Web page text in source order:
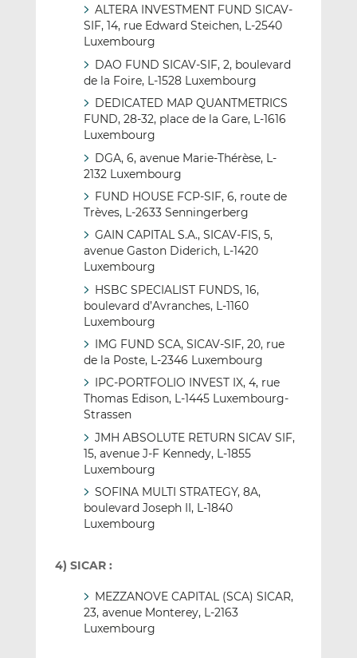
ALTERA INVESTMENT FUND SICAV-
SIF, 14, rue Edward Steichen, L-2540
Luxembourg
DAO FUND SICAV-SIF, 2, boulevard
de la Foire, L-1528 Luxembourg
DEDICATED MAP QUANTMETRICS
FUND, 28-32, place de la Gare, L-1616
Luxembourg
DGA, 6, avenue Marie-Thérèse, L-
2132 Luxembourg
FUND HOUSE FCP-SIF, 6, route de
Trèves, L-2633 Senningerberg
GAIN CAPITAL S.A., SICAV-FIS, 5,
avenue Gaston Diderich, L-1420
Luxembourg
HSBC SPECIALIST FUNDS, 16,
boulevard d’Avranches, L-1160
Luxembourg
IMG FUND SCA, SICAV-SIF, 20, rue
de la Poste, L-2346 Luxembourg
IPC-PORTFOLIO INVEST IX, 4, rue
Thomas Edison, L-1445 Luxembourg-
Strassen
JMH ABSOLUTE RETURN SICAV SIF,
15, avenue J-F Kennedy, L-1855
Luxembourg
SOFINA MULTI STRATEGY, 8A,
boulevard Joseph II, L-1840
Luxembourg
4) SICAR :
MEZZANOVE CAPITAL (SCA) SICAR,
23, avenue Monterey, L-2163
Luxembourg